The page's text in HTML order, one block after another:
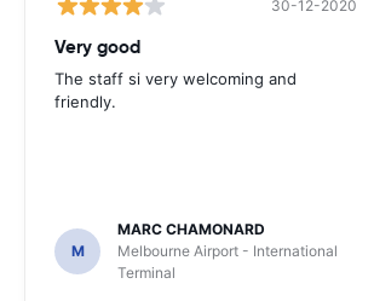
30-12-2020
Very good
The staff si very welcoming and
friendly.
M
MARC CHAMONARD
Melbourne Airport - International
Terminal